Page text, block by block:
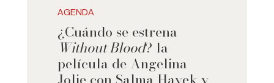
AGENDA
¿Cuándo se estrena
Without Blood? la
película de Angelina